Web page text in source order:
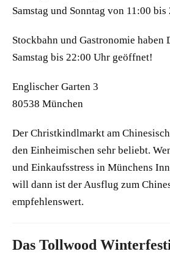
Samstag und Sonntag von 11:00
Stockbahn und Gastronomie haben
Samstag bis 22:00 Uhr geöffnet!
Englischer Garten 3
80538 München
Der Christkindlmarkt am
den Einheimischen sehr beliebt.
und Einkaufsstress in Münchens
will dann ist der Ausflug zum
empfehlenswert.
Das Tollwood